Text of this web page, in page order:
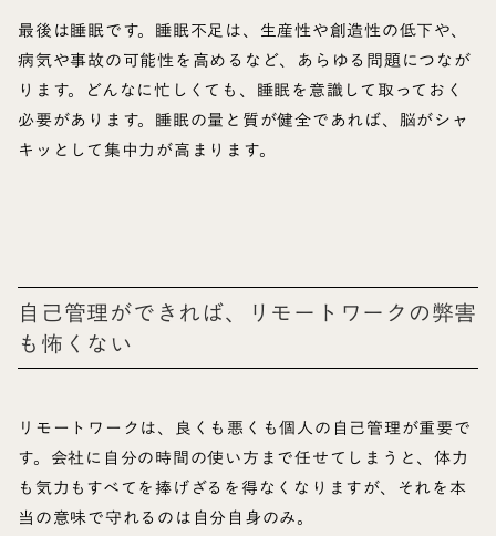
最後は睡眠です。睡眠不足は、生産性や創造性の低下や、
病気や事故の可能性を高めるなど、あらゆる問題につなが
ります。どんなに忙しくても、睡眠を意識して取っておく
必要があります。睡眠の量と質が健全であれば、脳がシャ
キッとして集中力が高まります。
自己管理ができれば、リモートワークの弊害
も怖くない
リモートワークは、良くも悪くも個人の自己管理が重要で
す。会社に自分の時間の使い方まで任せてしまうと、体力
も気力もすべてを捧げざるを得なくなりますが、それを本
当の意味で守れるのは自分自身のみ。